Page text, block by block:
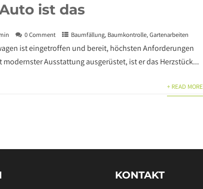
ist das
0 Comment Baumfällung, Baumkontrolle,Gartenarbeiten
ist eingetroffen und bereit, höchsten Anforderungen
modernster Ausstattung ausgerüstet, ist er das Herzstück...
+ READ MORE
KONTAKT